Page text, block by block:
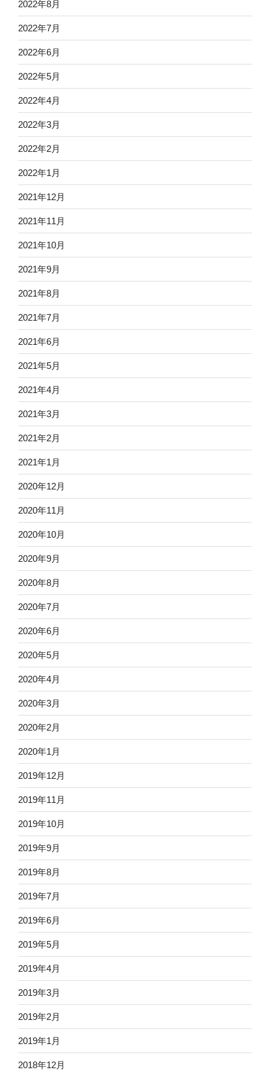
2022年8月
2022年7月
2022年6月
2022年5月
2022年4月
2022年3月
2022年2月
2022年1月
2021年12月
2021年11月
2021年10月
2021年9月
2021年8月
2021年7月
2021年6月
2021年5月
2021年4月
2021年3月
2021年2月
2021年1月
2020年12月
2020年11月
2020年10月
2020年9月
2020年8月
2020年7月
2020年6月
2020年5月
2020年4月
2020年3月
2020年2月
2020年1月
2019年12月
2019年11月
2019年10月
2019年9月
2019年8月
2019年7月
2019年6月
2019年5月
2019年4月
2019年3月
2019年2月
2019年1月
2018年12月